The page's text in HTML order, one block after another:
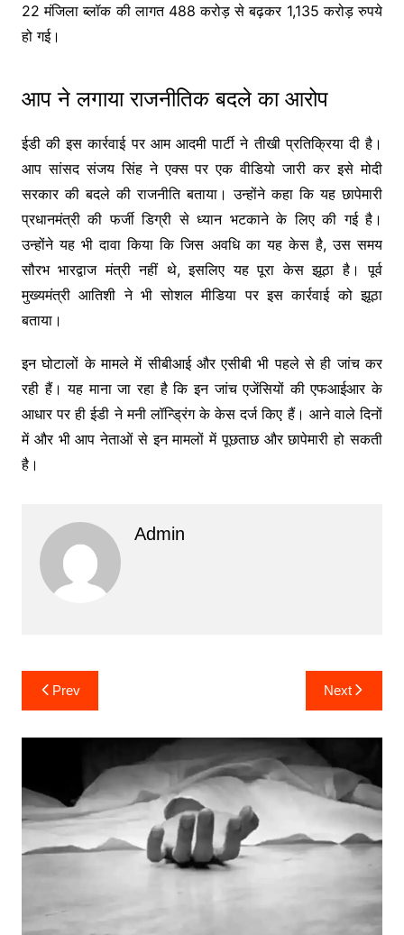
22 मंजिला ब्लॉक की लागत 488 करोड़ से बढ़कर 1,135 करोड़ रुपये
हो गई।
आप ने लगाया राजनीतिक बदले का आरोप
ईडी की इस कार्रवाई पर आम आदमी पार्टी ने तीखी प्रतिक्रिया दी है।
आप सांसद संजय सिंह ने एक्स पर एक वीडियो जारी कर इसे मोदी
सरकार की बदले की राजनीति बताया। उन्होंने कहा कि यह छापेमारी
प्रधानमंत्री की फर्जी डिग्री से ध्यान भटकाने के लिए की गई है।
उन्होंने यह भी दावा किया कि जिस अवधि का यह केस है, उस समय
सौरभ भारद्वाज मंत्री नहीं थे, इसलिए यह पूरा केस झूठा है। पूर्व
मुख्यमंत्री आतिशी ने भी सोशल मीडिया पर इस कार्रवाई को झूठा
बताया।
इन घोटालों के मामले में सीबीआई और एसीबी भी पहले से ही जांच कर
रही हैं। यह माना जा रहा है कि इन जांच एजेंसियों की एफआईआर के
आधार पर ही ईडी ने मनी लॉन्ड्रिंग के केस दर्ज किए हैं। आने वाले दिनों
में और भी आप नेताओं से इन मामलों में पूछताछ और छापेमारी हो सकती
है।
Admin
Post
navigation
Prev Next